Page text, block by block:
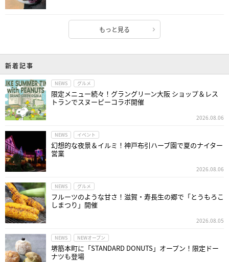
もっと見る
新着記事
NEWS グルメ
限定メニュー続々！グラングリーン大阪 ショップ＆レス
トランでスヌーピーコラボ開催
2026.08.06
NEWS イベント
幻想的な夜景＆イルミ！神戸布引ハーブ園で夏のナイター
営業
2026.08.06
NEWS グルメ
フルーツのような甘さ！滋賀・寿長生の郷で「とうもろこ
しまつり」開催
2026.08.05
NEWS NEWオープン
堺筋本町に「STANDARD DONUTS」オープン！限定ドー
ナツも登場